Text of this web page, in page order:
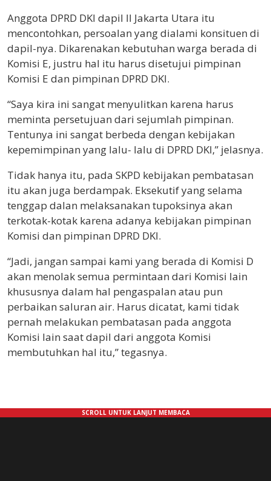
Anggota DPRD DKI dapil II Jakarta Utara itu
mencontohkan, persoalan yang dialami konsituen di
dapil-nya. Dikarenakan kebutuhan warga berada di
Komisi E, justru hal itu harus disetujui pimpinan
Komisi E dan pimpinan DPRD DKI.
“Saya kira ini sangat menyulitkan karena harus
meminta persetujuan dari sejumlah pimpinan.
Tentunya ini sangat berbeda dengan kebijakan
kepemimpinan yang lalu- lalu di DPRD DKI,” jelasnya.
Tidak hanya itu, pada SKPD kebijakan pembatasan
itu akan juga berdampak. Eksekutif yang selama
tenggap dalan melaksanakan tupoksinya akan
terkotak-kotak karena adanya kebijakan pimpinan
Komisi dan pimpinan DPRD DKI.
“Jadi, jangan sampai kami yang berada di Komisi D
akan menolak semua permintaan dari Komisi lain
khususnya dalam hal pengaspalan atau pun
perbaikan saluran air. Harus dicatat, kami tidak
pernah melakukan pembatasan pada anggota
Komisi lain saat dapil dari anggota Komisi
membutuhkan hal itu,” tegasnya.